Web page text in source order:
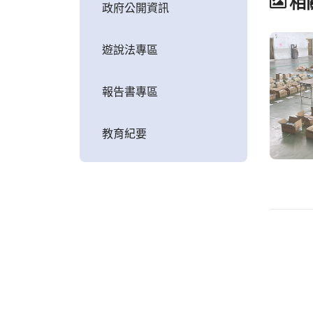
政府公開資訊
遊說法專區
報告書專區
教育紀要